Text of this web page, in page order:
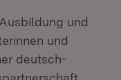
und
und
deutsch-